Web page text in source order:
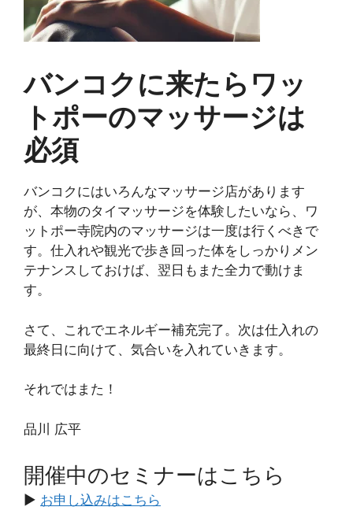
バンコクに来たらワッ
トポーのマッサージは
必須
バンコクにはいろんなマッサージ店があります
が、本物のタイマッサージを体験したいなら、ワ
ットポー寺院内のマッサージは一度は行くべきで
す。仕入れや観光で歩き回った体をしっかりメン
テナンスしておけば、翌日もまた全力で動けま
す。
さて、これでエネルギー補充完了。次は仕入れの
最終日に向けて、気合いを入れていきます。
それではまた！
品川 広平
開催中のセミナーはこちら
▶️ お申し込みはこちら